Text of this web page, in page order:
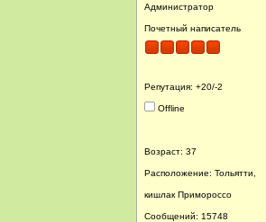
Администратор
Почетный написатель
Репутация: +20/-2
Offline
Возраст: 37
Расположение: Тольятти,
кишлак Примороссо
Сообщений: 15748